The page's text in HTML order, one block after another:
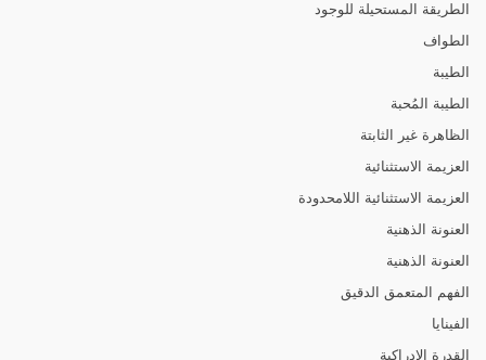
الطريقة المستحيلة للوجود
الطواف
الطيبة
الطيبة المُحبة
الظاهرة غير الثابتة
العزيمة الاستثنائية
العزيمة الاستثنائية اللامحدودة
العنونة الذهنية
العنونة الذهنية
الفهم المتعمق الدقيق
الفينايا
القدرة الإدراكية